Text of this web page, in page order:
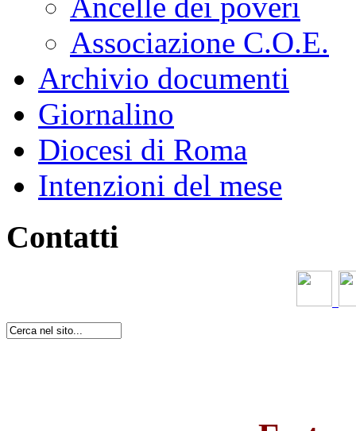
Ancelle dei poveri
Associazione C.O.E.
Archivio documenti
Giornalino
Diocesi di Roma
Intenzioni del mese
Contatti